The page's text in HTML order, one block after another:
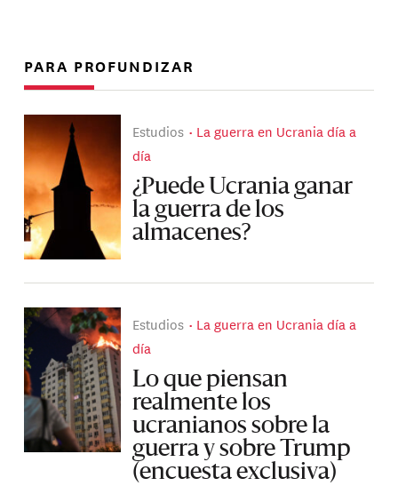
PARA PROFUNDIZAR
Estudios
La guerra en Ucrania día a
día
¿Puede Ucrania ganar
la guerra de los
almacenes?
Estudios
La guerra en Ucrania día a
día
Lo que piensan
realmente los
ucranianos sobre la
guerra y sobre Trump
(encuesta exclusiva)